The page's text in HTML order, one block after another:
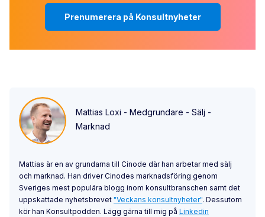
Prenumerera på Konsultnyheter
Mattias Loxi - Medgrundare - Sälj -
Marknad
Mattias är en av grundarna till Cinode där han arbetar med sälj
och marknad. Han driver Cinodes marknadsföring genom
Sveriges mest populära blogg inom konsultbranschen samt det
uppskattade nyhetsbrevet "Veckans konsultnyheter". Dessutom
kör han Konsultpodden. Lägg gärna till mig på Linkedin